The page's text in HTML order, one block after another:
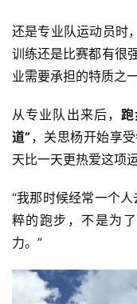
视
频
用
户
精
选
运
动
集
还是专业队运动员时
训练还是比赛都有很
业需要承担的特质之一
从专业队出来后，
道” ，关思杨开始享
天比一天更热爱这项
“我那时候经常一个人
粹的跑步，不是为
力。”